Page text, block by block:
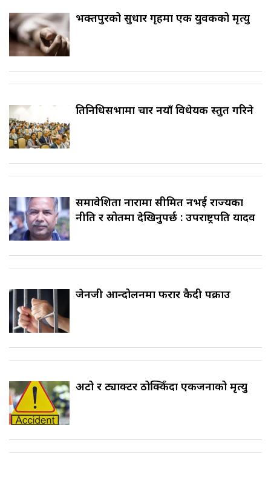
भक्तपुरको सुधार गृहमा एक युवकको मृत्यु
प्रतिनिधिसभामा चार नयाँ विधेयक प्रस्तुत गरिने
समावेशिता नारामा सीमित नभई राज्यका
नीति र स्रोतमा देखिनुपर्छ : उपराष्ट्रपति यादव
जेनजी आन्दोलनमा फरार कैदी पक्राउ
अटो र ट्याक्टर ठोक्किँदा एकजनाको मृत्यु